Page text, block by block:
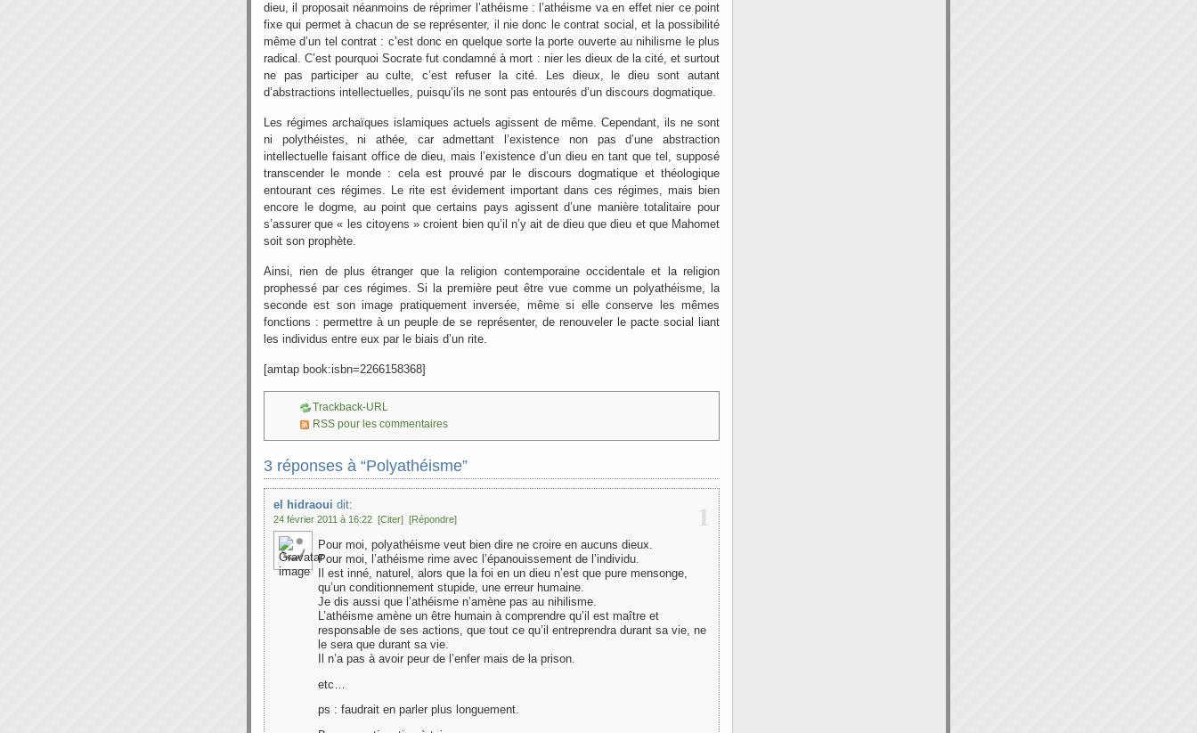
dieu, il proposait néanmoins de réprimer l’athéisme : l’athéisme va en effet nier ce point
fixe qui permet à chacun de se représenter, il nie donc le contrat social, et la possibilité
même d’un tel contrat : c’est donc en quelque sorte la porte ouverte au nihilisme le plus
radical. C’est pourquoi Socrate fut condamné à mort : nier les dieux de la cité, et surtout
ne pas participer au culte, c’est refuser la cité. Les dieux, le dieu sont autant
d’abstractions intellectuelles, puisqu’ils ne sont pas entourés d’un discours dogmatique.
Les régimes archaïques islamiques actuels agissent de même. Cependant, ils ne sont
ni polythéistes, ni athée, car admettant l’existence non pas d’une abstraction
intellectuelle faisant office de dieu, mais l’existence d’un dieu en tant que tel, supposé
transcender le monde : cela est prouvé par le discours dogmatique et théologique
entourant ces régimes. Le rite est évidement important dans ces régimes, mais bien
encore le dogme, au point que certains pays agissent d’une manière totalitaire pour
s’assurer que « les citoyens » croient bien qu’il n’y ait de dieu que dieu et que Mahomet
soit son prophète.
Ainsi, rien de plus étranger que la religion contemporaine occidentale et la religion
prophessé par ces régimes. Si la première peut être vue comme un polyathéisme, la
seconde est son image pratiquement inversée, même si elle conserve les mêmes
fonctions : permettre à un peuple de se représenter, de renouveler le pacte social liant
les individus entre eux par le biais d’un rite.
[amtap book:isbn=2266158368]
Trackback-URL
RSS pour les commentaires
3 réponses à “Polyathéisme”
1
el hidraoui dit:
24 février 2011 à 16:22 [Citer] [Répondre]
Pour moi, polyathéisme veut bien dire ne croire en aucuns dieux.
Pour moi, l’athéisme rime avec l’épanouissement de l’individu.
Il est inné, naturel, alors que la foi en un dieu n’est que pure mensonge,
qu’un conditionnement stupide, une erreur humaine.
Je dis aussi que l’athéisme n’amène pas au nihilisme.
L’athéisme amène un être humain à comprendre qu’il est maître et
responsable de ses actions, que tout ce qu’il entreprendra durant sa vie, ne
le sera que durant sa vie.
Il n’a pas à avoir peur de l’enfer mais de la prison.
etc…
ps : faudrait en parler plus longuement.